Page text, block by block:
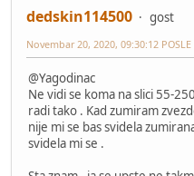
dedskin114500
gost
Novembar 20, 2020, 09:30:12 POSLE
@Yagodinac
Ne vidi se koma na slici 55-
radi tako . Kad zumiram
nije mi se bas svidela
svidela mi se .